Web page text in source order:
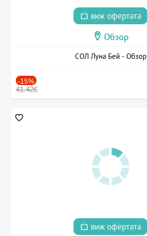
виж офертата
Обзор
СОЛ Луна Бей - Обзор
-15%
41.42€
виж офертата